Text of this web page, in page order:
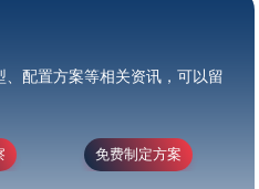
配置方案等相关资讯，可以留
免费制定方案